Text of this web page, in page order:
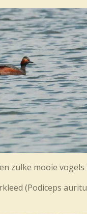
zulke mooie
(Podiceps